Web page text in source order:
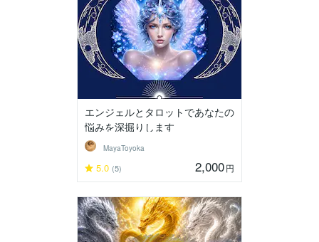
エンジェルとタロットであなたの
悩みを深掘りします
MayaToyoka
5.0 (5) 2,000円